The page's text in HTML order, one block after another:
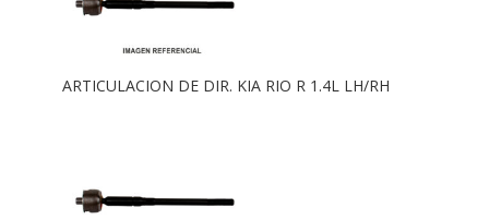
ARTICULACION DE DIR. KIA RIO R 1.4L LH/RH